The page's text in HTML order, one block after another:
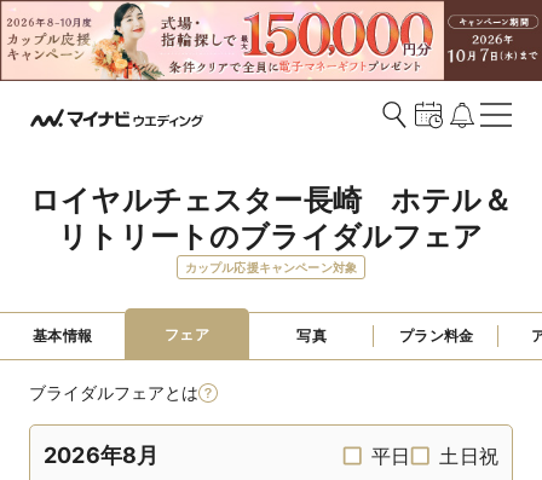
ロイヤルチェスター長崎　ホテル＆
リトリートのブライダルフェア
カップル応援キャンペーン対象
基本情報 フェア 写真 プラン料金
ブライダルフェアとは
2026年8月 平日 土日祝